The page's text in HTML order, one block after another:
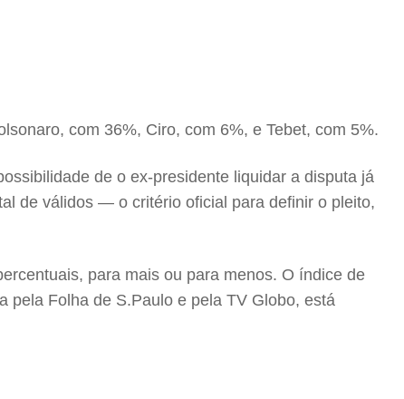
com 36%, Ciro, com 6%, e Tebet, com 5%.
de o ex-presidente liquidar a disputa já
de válidos — o critério oficial para definir o pleito,
para mais ou para menos. O índice de
pela Folha de S.Paulo e pela TV Globo, está